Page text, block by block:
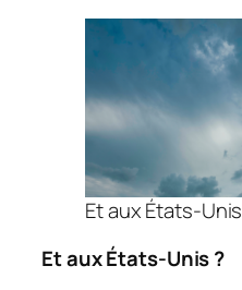
Et aux États-Unis
Et aux États-Unis ?